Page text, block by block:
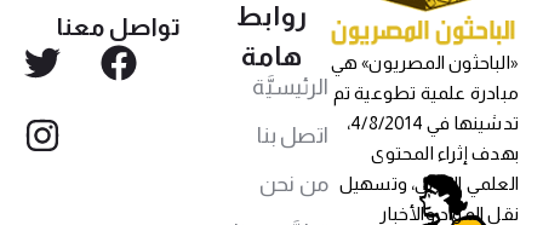
«الباحثون المصريون» هي
مبادرة علمية تطوعية تم
تدشينها في 4/8/2014،
بهدف إثراء المحتوى
العلمي العربي، وتسهيل
نقل المواد والأخبار
روابط
هامة
الرئيسيَّة
اتصل بنا
من نحن
تواصل معنا